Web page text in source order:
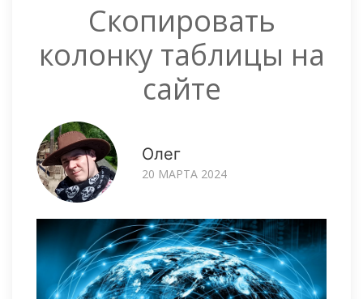
Скопировать
колонку таблицы на
сайте
Олег
20 МАРТА 2024